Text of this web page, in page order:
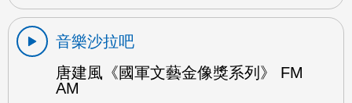
音樂沙拉吧
唐建風《國軍文藝金像獎系列》 FM
AM